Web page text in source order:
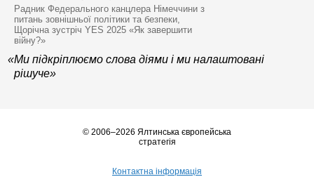
Радник Федерального канцлера Німеччини з
питань зовнішньої політики та безпеки,
Щорічна зустріч YES 2025 «Як завершити
війну?»
«Ми підкріплюємо слова діями і ми налаштовані
рішуче»
© 2006–2026 Ялтинська європейська
стратегія
Контактна інформація